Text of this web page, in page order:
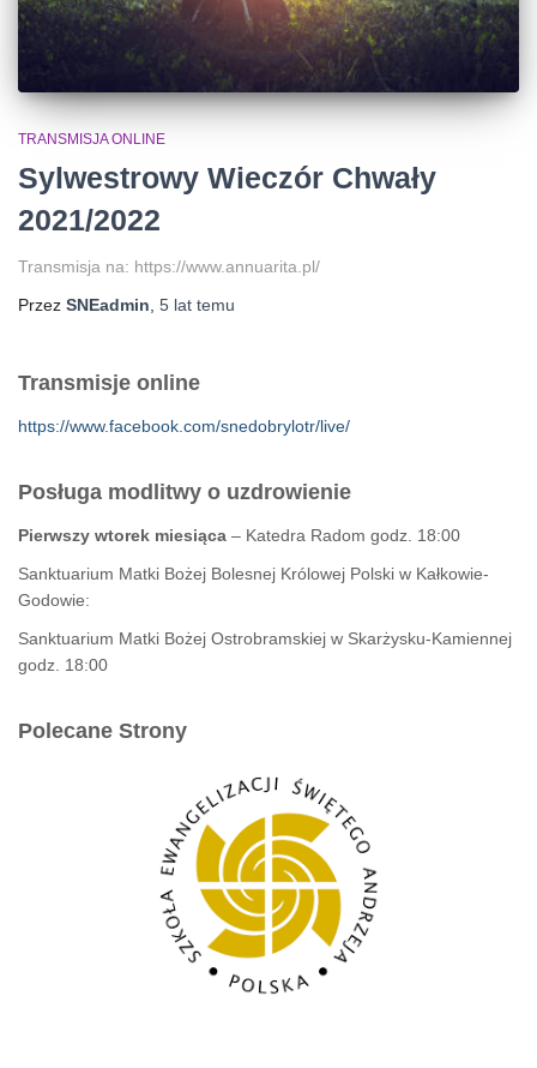
TRANSMISJA ONLINE
Sylwestrowy Wieczór Chwały
2021/2022
Transmisja na: https://www.annuarita.pl/
Przez SNEadmin 5 lat temu
Transmisje online
https://www.facebook.com/snedobrylotr/live/
Posługa modlitwy o uzdrowienie
Pierwszy wtorek miesiąca – Katedra Radom godz. 18:00
Sanktuarium Matki Bożej Bolesnej Królowej Polski w Kałkowie-
Godowie:
Sanktuarium Matki Bożej Ostrobramskiej w Skarżysku-Kamiennej
godz. 18:00
Polecane Strony